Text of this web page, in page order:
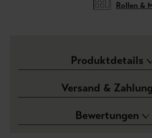
Rollen &
Produktdetails
Versand & Zahlung
Bewertungen